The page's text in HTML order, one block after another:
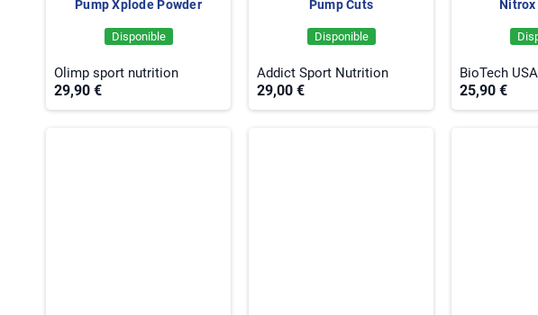
Pump Xplode Powder
Disponible
Olimp sport nutrition
29,90 €
Pump Cuts
Disponible
Addict Sport Nutrition
29,00 €
Nitrox
BioTech USA
25,90 €